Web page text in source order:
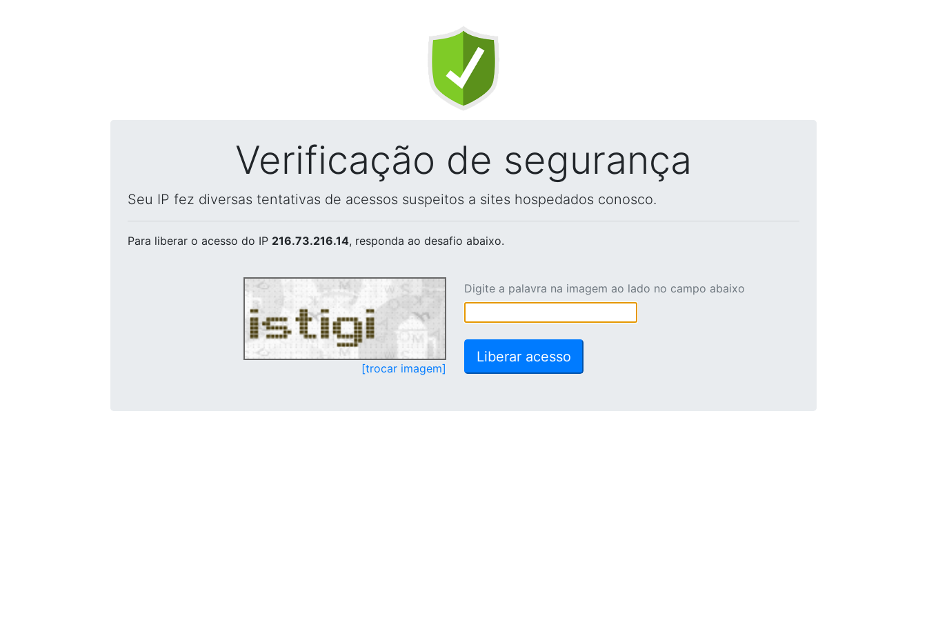
Verificação de segurança
Seu IP fez diversas tentativas de acessos suspeitos a sites hospedados conosco.
Para liberar o acesso do IP 216.73.216.14, responda ao desafio abaixo.
[trocar imagem]
Digite a palavra na imagem ao lado no campo abaixo